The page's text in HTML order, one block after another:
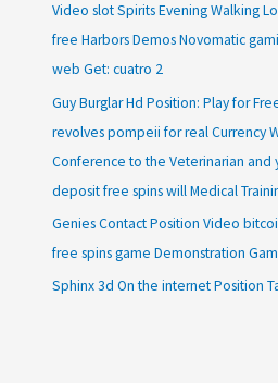
Video slot Spirits Evening Walking
free Harbors Demos Novomatic
web Get: cuatro 2
Guy Burglar Hd Position: Play for
revolves pompeii for real Currency
Conference to the Veterinarian and
deposit free spins will Medical
Genies Contact Position Video
free spins game Demonstration
Sphinx 3d On the internet Position